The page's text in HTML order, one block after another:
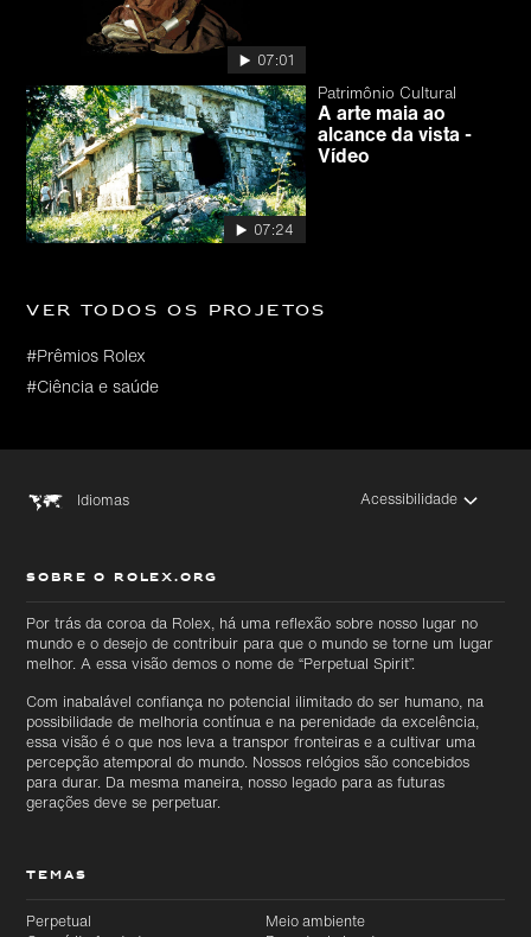
07:01
07:24
Patrimônio Cultural
A arte maia ao
alcance da vista -
Vídeo
Ver todos os projetos
#Prêmios Rolex
#Ciência e saúde
Idiomas Acessibilidade
SOBRE O ROLEX.ORG
Por trás da coroa da Rolex, há uma reflexão sobre nosso lugar no
mundo e o desejo de contribuir para que o mundo se torne um lugar
melhor. A essa visão demos o nome de “Perpetual Spirit”.
Com inabalável confiança no potencial ilimitado do ser humano, na
possibilidade de melhoria contínua e na perenidade da excelência,
essa visão é o que nos leva a transpor fronteiras e a cultivar uma
percepção atemporal do mundo. Nossos relógios são concebidos
para durar. Da mesma maneira, nosso legado para as futuras
gerações deve se perpetuar.
TEMAS
Perpetual
Meio ambiente